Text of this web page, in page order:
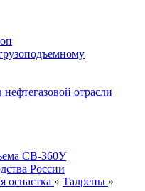
отрасли
СВ-360У
России
оснастка » Талрепы »